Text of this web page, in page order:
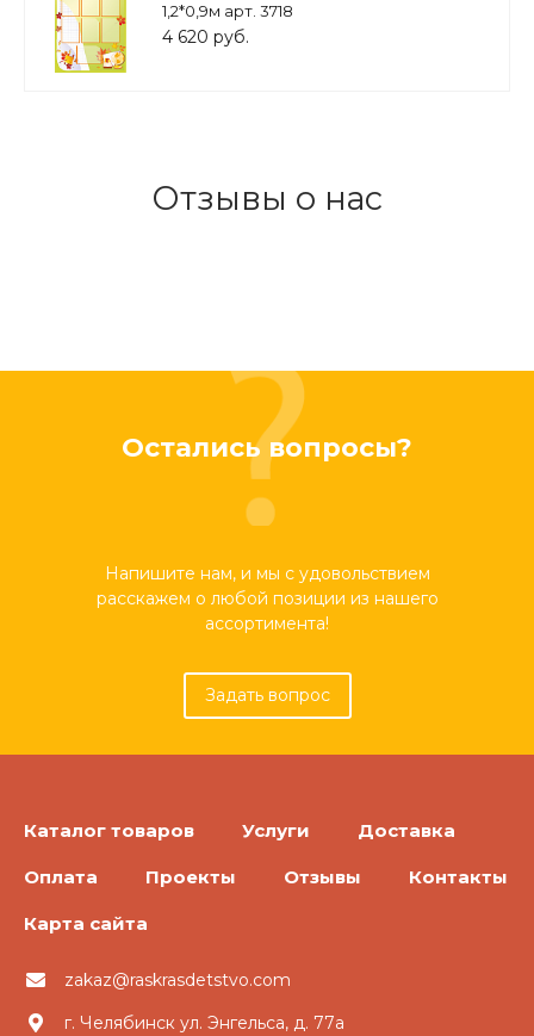
1,2*0,9м арт. 3718
4 620 руб.
Отзывы о нас
Остались вопросы?
Напишите нам, и мы с удовольствием
расскажем о любой позиции из нашего
ассортимента!
Задать вопрос
Каталог товаров Услуги Доставка
Оплата Проекты Отзывы Контакты
Карта сайта
zakaz@raskrasdetstvo.com
г. Челябинск ул. Энгельса, д. 77а